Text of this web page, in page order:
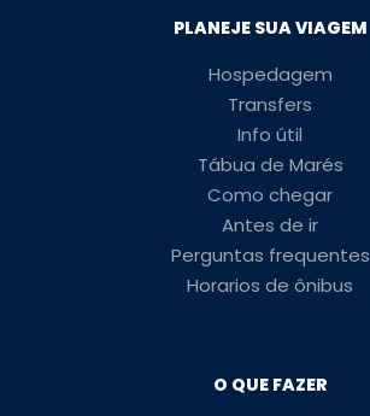
PLANEJE SUA VIAGEM
Hospedagem
Transfers
Info útil
Tábua de Marés
Como chegar
Antes de ir
Perguntas frequentes
Horarios de ônibus
O QUE FAZER